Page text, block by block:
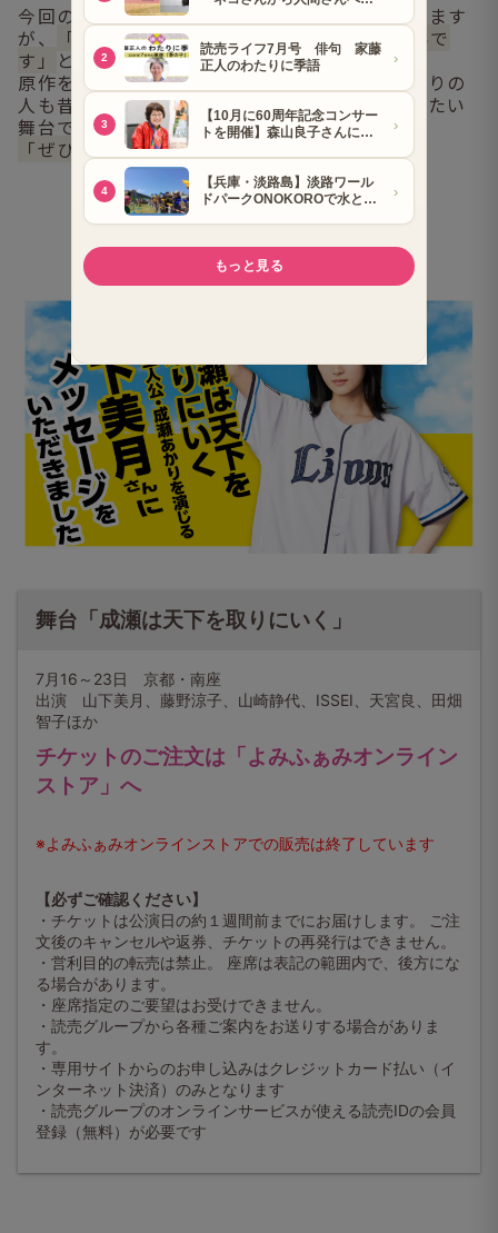
今回の舞台には原作ファンも多く訪れると思います
が、
「期待を裏切らない“成瀬”をお見せしたいで
す」
と山下さん。
原作を読んでいる人もまだの人も、青春真っ盛りの
人も昔を懐かしむ人も、色んな人に見てもらいたい
舞台です。
「ぜひ、劇場に足をお運びください」
▼動画でもメッセージを
いただきました
舞台「成瀬は天下を取りにいく」
7月16～23日 京都・南座
出演 山下美月、藤野涼子、山崎静代、ISSEI、天宮良、田畑
智子ほか
チケットのご注文は「よみふぁみオンライン
ストア」へ
※よみふぁみオンラインストアでの販売は終了しています
【必ずご確認ください】
・チケットは公演日の約１週間前までにお届けします。 ご注
文後のキャンセルや返券、チケットの再発行はできません。
・営利目的の転売は禁止。 座席は表記の範囲内で、後方にな
る場合があります。
・座席指定のご要望はお受けできません。
・読売グループから各種ご案内をお送りする場合がありま
す。
・専用サイトからのお申し込みはクレジットカード払い（イ
ンターネット決済）のみとなります
・読売グループのオンラインサービスが使える読売IDの会員
登録（無料）が必要です